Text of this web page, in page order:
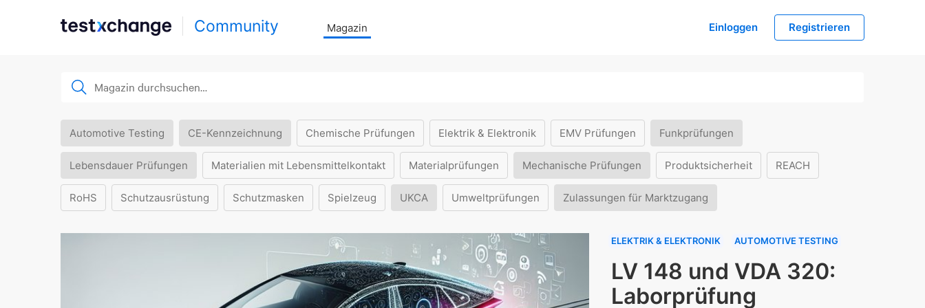
Community Magazin Einloggen Registrieren
Automotive Testing CE-Kennzeichnung Chemische Prüfungen Elektrik & Elektronik EMV Prüfungen Funkprüfungen
Lebensdauer Prüfungen Materialien mit Lebensmittelkontakt Materialprüfungen Mechanische Prüfungen Produktsicherheit REACH
RoHS Schutzausrüstung Schutzmasken Spielzeug UKCA Umweltprüfungen Zulassungen für Marktzugang
ELEKTRIK & ELEKTRONIK AUTOMOTIVE TESTING
LV 148 und VDA 320:
Laborprüfung